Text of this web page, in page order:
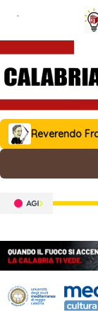
contenuto
Reverendo